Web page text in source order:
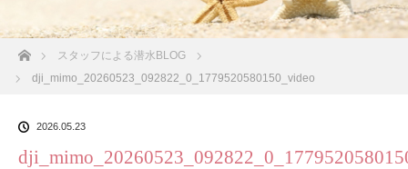
ホームスタッフによる潜水BLOG
dji_mimo_20260523_092822_0_1779520580150_video
2026.05.23